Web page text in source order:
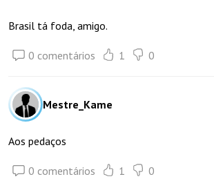
Brasil tá foda, amigo.
0 comentários 1 0
Mestre_Kame
Aos pedaços
0 comentários 1 0